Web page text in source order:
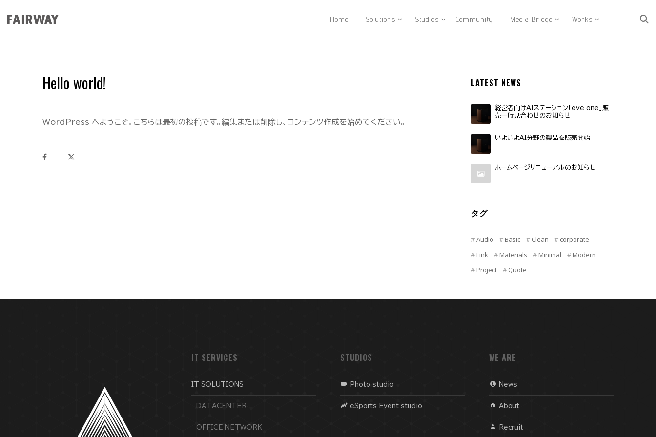
Home Solutions Studios Community Media Bridge Works
Hello world!
WordPress へようこそ。こちらは最初の投稿です。編集または削除し、コンテンツ作成を始めてください。
LATEST NEWS
経営者向けAIステーション「eve one」販
売一時見合わせのお知らせ
いよいよAI分野の製品を販売開始
ホームページリニューアルのお知らせ
タグ
Audio Basic Clean
corporate
Link
Materials Minimal
Modern
Project
Quote
IT SERVICES
IT SOLUTIONS
DATACENTER
OFFICE NETWORK
STUDIOS
Photo studio
eSports Event studio
WE ARE
News
About
Recruit